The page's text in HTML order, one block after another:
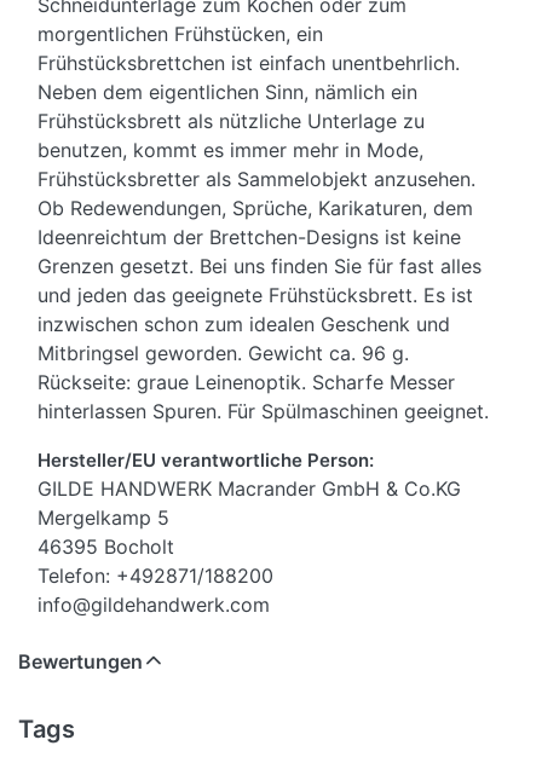
Schneidunterlage zum Kochen oder zum
morgentlichen Frühstücken, ein
Frühstücksbrettchen ist einfach unentbehrlich.
Neben dem eigentlichen Sinn, nämlich ein
Frühstücksbrett als nützliche Unterlage zu
benutzen, kommt es immer mehr in Mode,
Frühstücksbretter als Sammelobjekt anzusehen.
Ob Redewendungen, Sprüche, Karikaturen, dem
Ideenreichtum der Brettchen-Designs ist keine
Grenzen gesetzt. Bei uns finden Sie für fast alles
und jeden das geeignete Frühstücksbrett. Es ist
inzwischen schon zum idealen Geschenk und
Mitbringsel geworden. Gewicht ca. 96 g.
Rückseite: graue Leinenoptik. Scharfe Messer
hinterlassen Spuren. Für Spülmaschinen geeignet.
Hersteller/EU verantwortliche Person:
GILDE HANDWERK Macrander GmbH & Co.KG
Mergelkamp 5
46395 Bocholt
Telefon: +492871/188200
info@gildehandwerk.com
Bewertungen
Tags